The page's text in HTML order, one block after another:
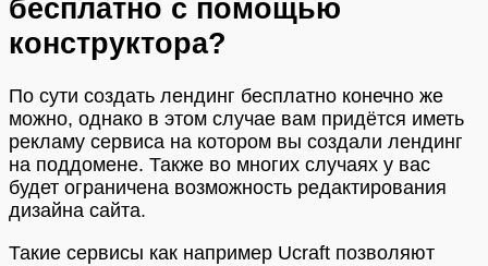
бесплатно с помощью
конструктора?
По сути создать лендинг бесплатно конечно же
можно, однако в этом случае вам придётся иметь
рекламу сервиса на котором вы создали лендинг
на поддомене. Также во многих случаях у вас
будет ограничена возможность редактирования
дизайна сайта.
Такие сервисы как например Ucraft позволяют